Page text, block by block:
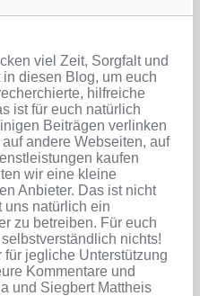
viel Zeit, Sorgfalt und
diesen Blog, um euch
hilfreiche
ist für euch natürlich
Beiträgen verlinken
andere Webseiten, auf
kaufen
wir eine kleine
Anbieter. Das ist nicht
uns natürlich ein
zu betreiben. Für euch
nichts!
jegliche Unterstützung
Kommentare und
und Siegbert Mattheis